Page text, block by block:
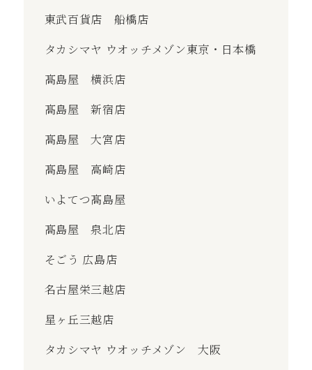
東武百貨店 船橋店
タカシマヤ ウオッチメゾン東京・日本橋
髙島屋 横浜店
髙島屋 新宿店
髙島屋 大宮店
髙島屋 高崎店
いよてつ髙島屋
髙島屋 泉北店
そごう 広島店
名古屋栄三越店
星ヶ丘三越店
タカシマヤ ウオッチメゾン 大阪